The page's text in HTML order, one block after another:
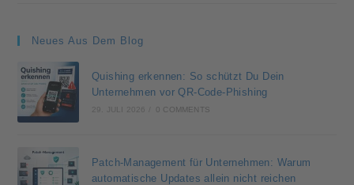
Neues Aus Dem Blog
Quishing erkennen: So schützt Du Dein
Unternehmen vor QR-Code-Phishing
29. JULI 2026 0 COMMENTS
Patch-Management für Unternehmen: Warum
automatische Updates allein nicht reichen